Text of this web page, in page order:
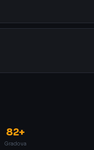
82+
Gradova